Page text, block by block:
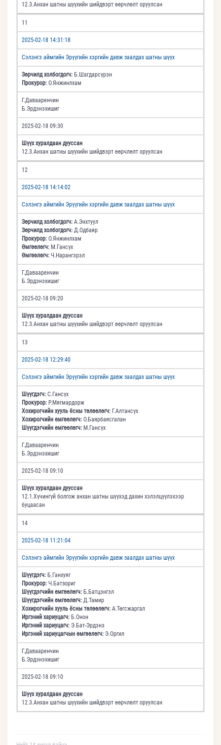
12.3.Анхан шатны шүүхийн шийдвэрт өөрчлөлт оруулсан
11
2025-02-18 14:31:18
Сэлэнгэ аймгийн Эрүүгийн хэргийн давж заалдах шатны шүүх
Зөрчилд холбогдогч: Б.Шагдарсүрэн
Прокурор: О.Янжинлхам
Г.Давааренчин
Б.Эрдэнэхишиг
2025-02-18 09:30
Шүүх хуралдаан дууссан
12.3.Анхан шатны шүүхийн шийдвэрт өөрчлөлт оруулсан
12
2025-02-18 14:14:02
Сэлэнгэ аймгийн Эрүүгийн хэргийн давж заалдах шатны шүүх
Зөрчилд холбогдогч: А.Энхтуул
Зөрчилд холбогдогч: Д.Одбаяр
Прокурор: О.Янжинлхам
Өмгөөлөгч: М.Гансүх
Өмгөөлөгч: Ч.Нарангэрэл
Г.Давааренчин
Б.Эрдэнэхишиг
2025-02-18 09:20
Шүүх хуралдаан дууссан
12.3.Анхан шатны шүүхийн шийдвэрт өөрчлөлт оруулсан
13
2025-02-18 12:29:40
Сэлэнгэ аймгийн Эрүүгийн хэргийн давж заалдах шатны шүүх
Шүүгдэгч: С.Гансүх
Прокурор: Р.Мягмардорж
Хохирогчийн хууль ёсны төлөөлөгч: Г.Алтансүх
Хохирогчийн өмгөөлөгч: О.Баярбаясгалан
Шүүгдэгчийн өмгөөлөгч: М.Гансүх
Г.Давааренчин
Б.Эрдэнэхишиг
2025-02-18 09:10
Шүүх хуралдаан дууссан
12.1.Хүчингүй болгож анхан шатны шүүхэд дахин хэлэлцүүлэхээр
буцаасан
14
2025-02-18 11:21:04
Сэлэнгэ аймгийн Эрүүгийн хэргийн давж заалдах шатны шүүх
Шүүгдэгч: Б.Ганхуяг
Прокурор: Ч.Батзориг
Шүүгдэгчийн өмгөөлөгч: Б.Батцэнгэл
Шүүгдэгчийн өмгөөлөгч: Д.Тамир
Хохирогчийн хууль ёсны төлөөлөгч: А.Төгсжаргал
Иргэний хариуцагч: Б.Онон
Иргэний хариуцагч: Э.Бат-Эрдэнэ
Иргэний хариуцагчын өмгөөлөгч: Э.Оргил
Г.Давааренчин
Б.Эрдэнэхишиг
2025-02-18 09:10
Шүүх хуралдаан дууссан
12.3.Анхан шатны шүүхийн шийдвэрт өөрчлөлт оруулсан